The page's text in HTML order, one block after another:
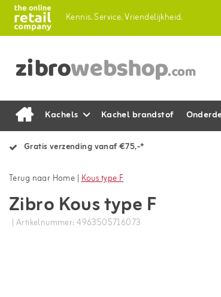
Kennis.Service.Vriendelijkheid.
Kachels Kachel brandstof
Gratis verzending vanaf €75,-*
Terug naar Home |Kous type F
Zibro Kous type F
| Artikelnummer: 4963505716073